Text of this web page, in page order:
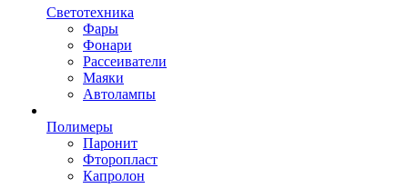
Светотехника
Фары
Фонари
Рассеиватели
Маяки
Автолампы
Полимеры
Паронит
Фторопласт
Капролон